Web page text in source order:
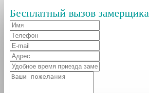
Бесплатный вызов замерщика